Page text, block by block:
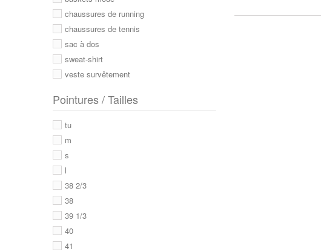
chaussures de running
chaussures de tennis
sac à dos
sweat-shirt
veste survêtement
Pointures / Tailles
tu
m
s
l
38 2/3
38
39 1/3
40
41